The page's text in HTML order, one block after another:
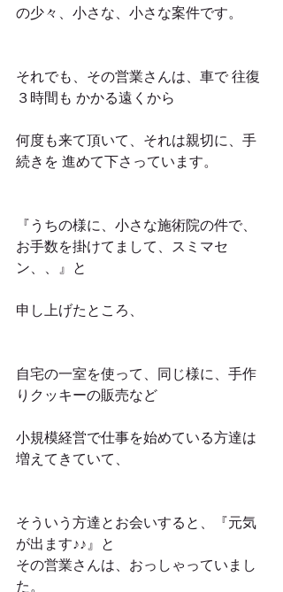
の少々、小さな、小さな案件です。
それでも、その営業さんは、車で 往復
３時間も かかる遠くから
何度も来て頂いて、それは親切に、手
続きを 進めて下さっています。
『うちの様に、小さな施術院の件で、
お手数を掛けてまして、スミマセ
ン、、』と
申し上げたところ、
自宅の一室を使って、同じ様に、手作
りクッキーの販売など
小規模経営で仕事を始めている方達は
増えてきていて、
そういう方達とお会いすると、『元気
が出ます♪♪』と
その営業さんは、おっしゃっていまし
た。